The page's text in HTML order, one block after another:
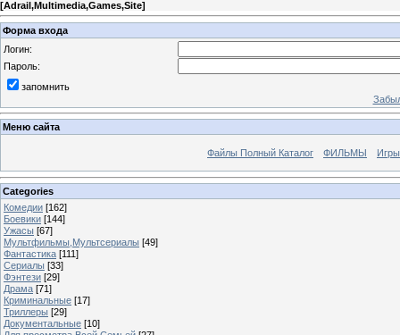
[Adrail,Multimedia,Games,Site]
Форма входа
Логин:
Пароль:
запомнить
Меню сайта
Файлы Полный Каталог ФИЛЬМЫ
Categories
Комедии [162]
Боевики [144]
Ужасы [67]
Мультфильмы,Мультсериалы [49]
Фантастика [111]
Сериалы [33]
Фэнтези [29]
Драма [71]
Криминальные [17]
Триллеры [29]
Документальные [10]